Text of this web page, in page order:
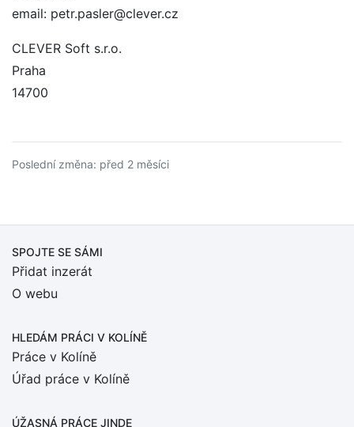
email: petr.pasler@clever.cz
CLEVER Soft s.r.o.
Praha
14700
Poslední změna: před 2 měsíci
SPOJTE SE SÁMI
Přidat inzerát
O webu
HLEDÁM PRÁCI V KOLÍNĚ
Práce v Kolíně
Úřad práce v Kolíně
ÚŽASNÁ PRÁCE JINDE